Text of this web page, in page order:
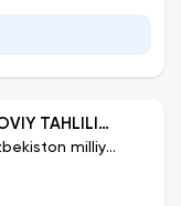
TAHLILI
milliy